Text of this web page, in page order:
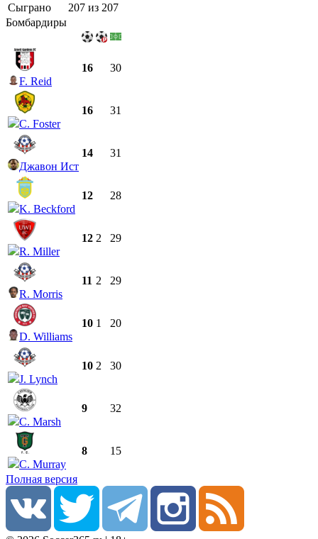
Сыграно
207 из 207
Бомбардиры
F. Reid
16 30
C. Foster
16 31
Джавон Ист
14 31
K. Beckford
12 28
R. Miller
12 2 29
R. Morris
11 2 29
D. Williams
10 1 20
J. Lynch
10 2 30
C. Marsh
9 32
C. Murray
8 15
Полная версия